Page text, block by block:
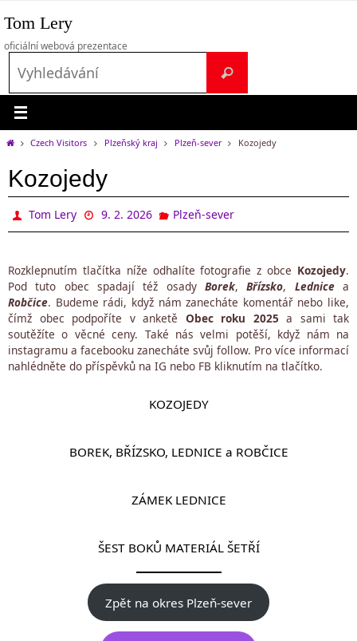
na
obsah
Tom Lery
oficiální webová prezentace
Vyhledávání
HomeCzech Visitors Plzeňský kraj Plzeň-sever Kozojedy
Kozojedy
Tom Lery 9. 2. 2026 Plzeň-sever
Rozklepnutím tlačítka níže odhalíte fotografie z obce Kozojedy.
Pod tuto obec spadají též osady Borek,Břízsko, Lednicea
Robčice. Budeme rádi, když nám zanecháte komentář nebo like,
čímž obec podpoříte v anketě Obec roku 2025a sami tak
soutěžíte o věcné ceny. Také nás velmi potěší, když nám na
instagramu a facebooku zanecháte svůj follow. Pro více informací
nahlédněte do příspěvků na IG nebo FB kliknutím na tlačítko.
KOZOJEDY
BOREK, BŘÍZSKO, LEDNICE a ROBČICE
ZÁMEK LEDNICE
ŠEST BOKŮ MATERIÁL ŠETŘÍ
Zpět na okres Plzeň-sever